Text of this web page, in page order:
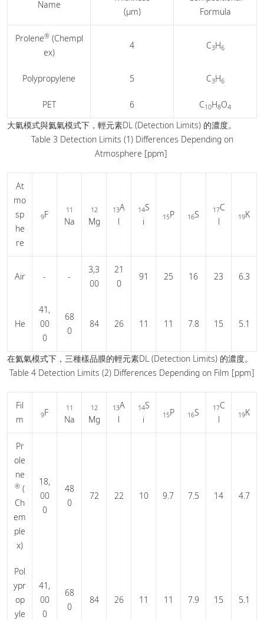
Name
(µm)
Formula
Prolene®(Chempl
ex)
4 C3H6
Polypropylene 5 C3H6
PET 6 C10H8O4
大氣模式與氦氣模式下，輕元素DL (Detection Limits) 的濃度。
Table 3 Detection Limits (1) Differences Depending on
Atmosphere [ppm]
At
mo
sp
he
re
9F 11
Na
12
Mg
13A
l
14S
i
15P 16S 17C
l
19K
Air - -
3,3
00
21
0
91 25 16 23 6.3
He
41,
00
0
68
0
84 26 11 11 7.8 15 5.1
在氦氣模式下，三種樣品膜的輕元素DL (Detection Limits) 的濃度。
Table 4 Detection Limits (2) Differences Depending on Film [ppm]
Fil
m
9F 11
Na
12
Mg
13A
l
14S
i
15P 16S 17C
l
19K
Pr
ole
ne
® (
Ch
em
ple
x)
18,
00
0
48
0
72 22 10 9.7 7.5 14 4.7
Pol
ypr
op
yle
41,
00
0
68
0
84 26 11 11 7.9 15 5.1